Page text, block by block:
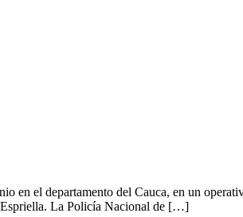
el departamento del Cauca, en un
Espriella. La Policía Nacional de […]